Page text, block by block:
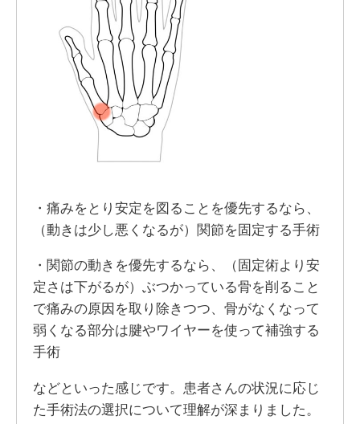
・痛みをとり安定を図ることを優先するなら、
（動きは少し悪くなるが）関節を固定する手術
・関節の動きを優先するなら、（固定術より安
定さは下がるが）ぶつかっている骨を削ること
で痛みの原因を取り除きつつ、骨がなくなって
弱くなる部分は腱やワイヤーを使って補強する
手術
などといった感じです。患者さんの状況に応じ
た手術法の選択について理解が深まりました。